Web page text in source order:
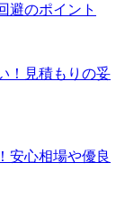
避のポイント
！見積もりの妥
安心相場や優良